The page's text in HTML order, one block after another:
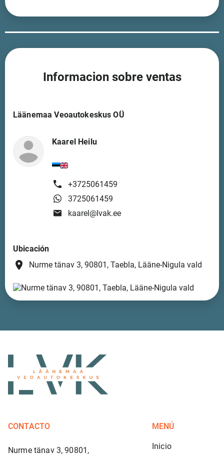
Informacion sobre ventas
Läänemaa Veoautokeskus OÜ
Kaarel Heilu
+3725061459
3725061459
kaarel@lvak.ee
Ubicación
place Nurme tänav 3, 90801, Taebla, Lääne-Nigula vald
CONTACTO
Nurme tänav 3, 90801,
MENÚ
Inicio